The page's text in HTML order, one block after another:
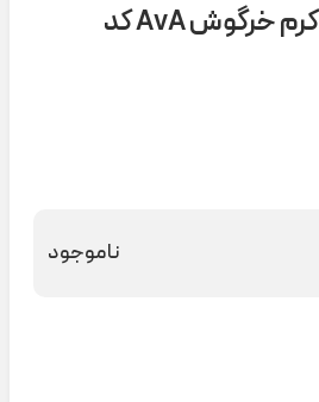
شومیز و شلوارک کرم خرگوش AvA کد
ناموجود